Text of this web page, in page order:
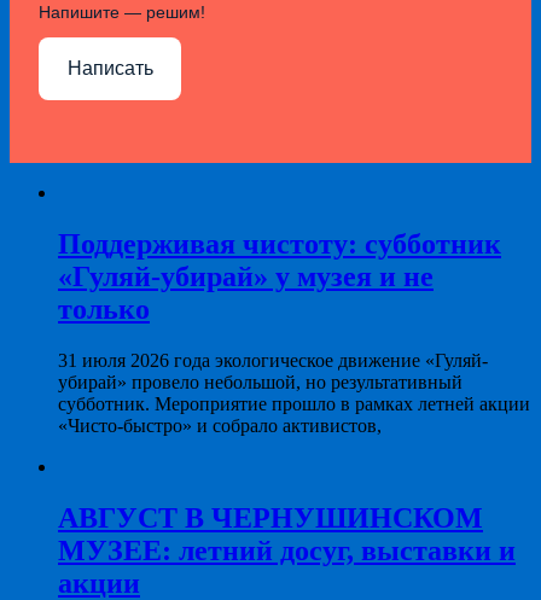
Напишите — решим!
Написать
Поддерживая чистоту: субботник
«Гуляй-убирай» у музея и не
только
31 июля 2026 года экологическое движение «Гуляй-
убирай» провело небольшой, но результативный
субботник. Мероприятие прошло в рамках летней акции
«Чисто-быстро» и собрало активистов,
АВГУСТ В ЧЕРНУШИНСКОМ
МУЗЕЕ: летний досуг, выставки и
акции